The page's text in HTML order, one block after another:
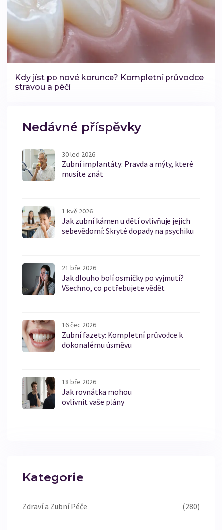
Kdy jíst po nové korunce? Kompletní průvodce
stravou a péčí
Nedávné příspěvky
30 led 2026
Zubní implantáty: Pravda a mýty, které
musíte znát
1 kvě 2026
Jak zubní kámen u dětí ovlivňuje jejich
sebevědomí: Skryté dopady na psychiku
21 bře 2026
Jak dlouho bolí osmičky po vyjmutí?
Všechno, co potřebujete vědět
16 čec 2026
Zubní fazety: Kompletní průvodce k
dokonalému úsměvu
18 bře 2026
Jak rovnátka mohou
ovlivnit vaše plány
Kategorie
Zdraví a Zubní Péče (280)